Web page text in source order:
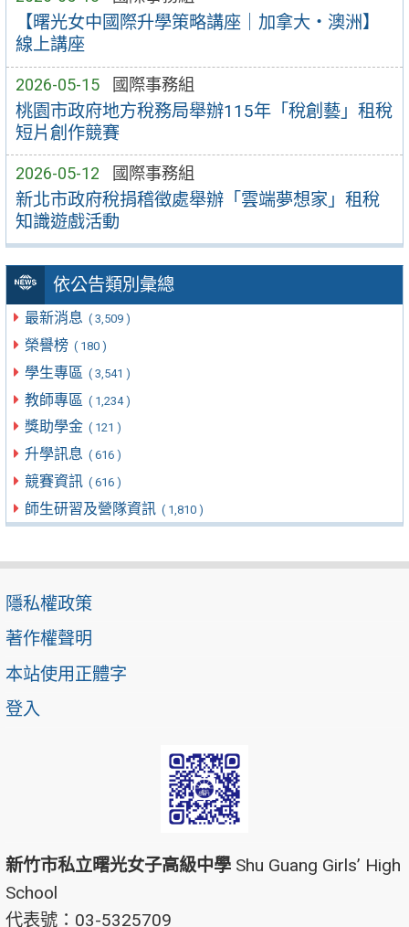
【曙光女中國際升學策略講座｜加拿大・澳洲】
線上講座
2026-05-15 國際事務組
桃園市政府地方稅務局舉辦115年「稅創藝」租稅
短片創作競賽
2026-05-12 國際事務組
新北市政府稅捐稽徵處舉辦「雲端夢想家」租稅
知識遊戲活動
依公告類別彙總
最新消息 ( 3,509 )
榮譽榜 ( 180 )
學生專區 ( 3,541 )
教師專區 ( 1,234 )
獎助學金 ( 121 )
升學訊息 ( 616 )
競賽資訊 ( 616 )
師生研習及營隊資訊 ( 1,810 )
隱私權政策
著作權聲明
本站使用正體字
登入
新竹市私立曙光女子高級中學 Shu Guang Girls’ High
School
代表號：03-5325709